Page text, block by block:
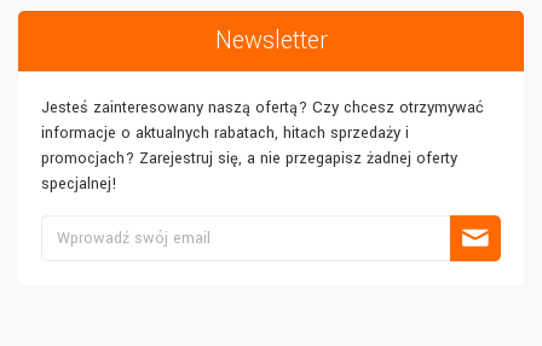
Newsletter
Jesteś zainteresowany naszą ofertą? Czy chcesz otrzymywać
informacje o aktualnych rabatach, hitach sprzedaży i
promocjach? Zarejestruj się, a nie przegapisz żadnej oferty
specjalnej!